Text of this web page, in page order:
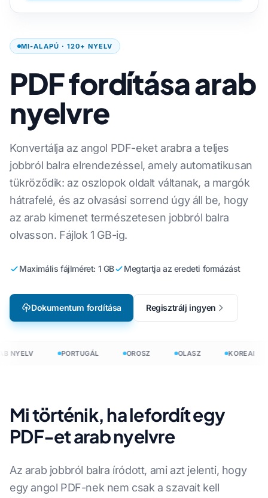
MI-ALAPÚ · 120+ NYELV
PDF fordítása arab
nyelvre
Konvertálja az angol PDF-eket arabra a teljes
jobbról balra elrendezéssel, amely automatikusan
tükröződik: az oszlopok oldalt váltanak, a margók
hátrafelé, és az olvasási sorrend úgy áll be, hogy
az arab kimenet természetesen jobbról balra
olvasson. Fájlok 1 GB-ig.
Maximális fájlméret: 1 GB Megtartja az eredeti formázást
Dokumentum fordítása Regisztrálj ingyen
NYELV PORTUGÁL OROSZ OLASZ KOREAI
Mi történik, ha lefordít egy
PDF-et arab nyelvre
Az arab jobbról balra íródott, ami azt jelenti, hogy
egy angol PDF-nek nem csak a szavait kell